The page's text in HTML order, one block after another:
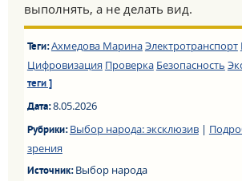
выполнять, а не делать вид.
Теги:Ахмедова МаринаЭлектротранспорт
Цифровизация Проверка Безопасность
теги ]
Дата:8.05.2026
Рубрики:Выбор народа: эксклюзив|
зрения
Источник:Выбор народа